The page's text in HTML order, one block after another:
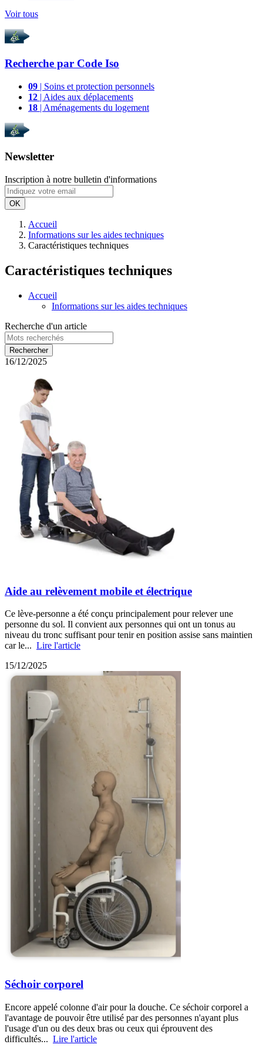
Voir tous
Recherche par Code Iso
09 | Soins et protection personnels
12 | Aides aux déplacements
18 | Aménagements du logement
Newsletter
Inscription à notre bulletin d'informations
OK
Accueil
Informations sur les aides techniques
Caractéristiques techniques
Caractéristiques techniques
Accueil
Informations sur les aides techniques
Recherche d'un article
16/12/2025
Aide au relèvement mobile et électrique
Ce lève-personne a été conçu principalement pour relever une
personne du sol. Il convient aux personnes qui ont un tonus au
niveau du tronc suffisant pour tenir en position assise sans maintien
car le... Lire l'article
15/12/2025
Séchoir corporel
Encore appelé colonne d'air pour la douche. Ce séchoir corporel a
l'avantage de pouvoir être utilisé par des personnes n'ayant plus
l'usage d'un ou des deux bras ou ceux qui éprouvent des
difficultés... Lire l'article